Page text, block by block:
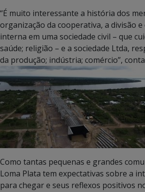
“É muito interessante a história dos
organização da cooperativa, a divisão
interna em uma sociedade civil – que
saúde; religião – e a sociedade Ltda,
da produção; indústria; comércio”,
Como tantas pequenas e grandes
Loma Plata tem expectativas sobre a
para chegar e seus reflexos positivos